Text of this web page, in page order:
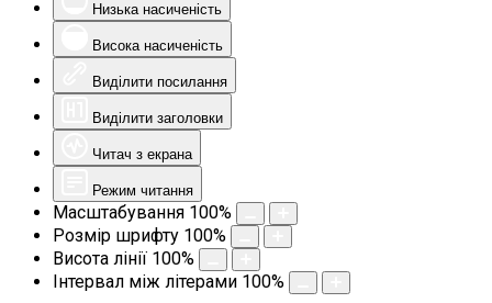
Низька насиченість
Висока насиченість
Виділити посилання
Виділити заголовки
Читач з екрана
Режим читання
Масштабування 100%
Розмір шрифту 100%
Висота лінії 100%
Інтервал між літерами 100%